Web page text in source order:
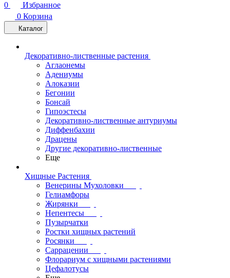
0
Избранное
0 Корзина
Каталог
Декоративно-лиственные растения
Аглаонемы
Адениумы
Алоказии
Бегонии
Бонсай
Гипоэстесы
Декоративно-лиственные антуриумы
Диффенбахии
Драцены
Другие декоративно-лиственные
Еще
Хищные Растения
Венерины Мухоловки
Гелиамфоры
Жирянки
Непентесы
Пузырчатки
Ростки хищных растений
Росянки
Саррацении
Флорариум с хищными растениями
Цефалотусы